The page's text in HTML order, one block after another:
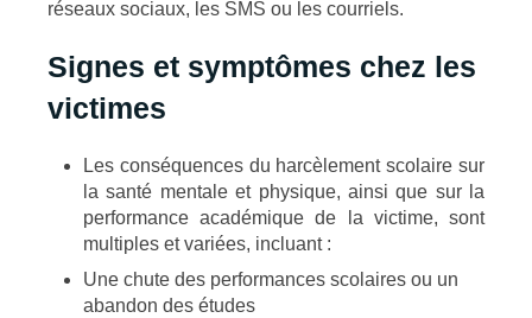
réseaux sociaux, les SMS ou les courriels.
Signes et symptômes chez les
victimes
Les conséquences du harcèlement scolaire sur
la santé mentale et physique, ainsi que sur la
performance académique de la victime, sont
multiples et variées, incluant :
Une chute des performances scolaires ou un
abandon des études